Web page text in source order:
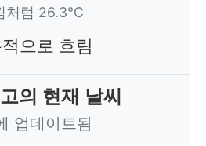
처럼 26.3°C
으로 흐림
의 현재 날씨
업데이트됨